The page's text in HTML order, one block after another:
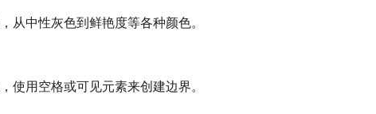
从中性灰色到鲜艳度等各种颜色。
使用空格或可见元素来创建边界。